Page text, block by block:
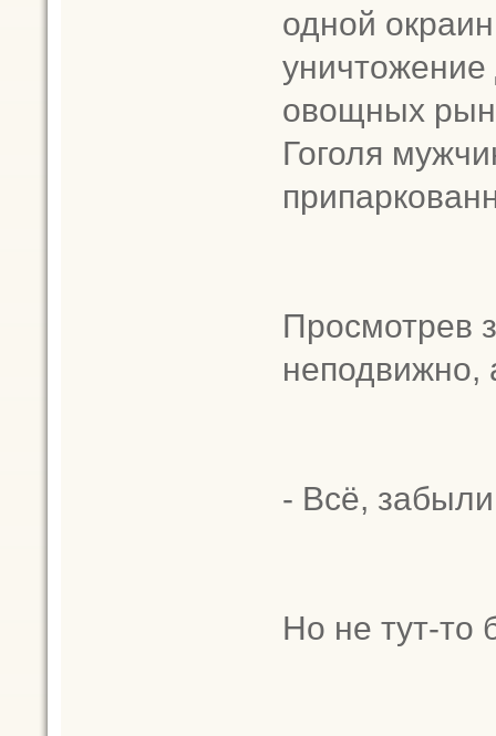
одной
уничтожение
овощных
Гоголя
Просмотрев
неподвижно,
- Всё,
Но не тут-то